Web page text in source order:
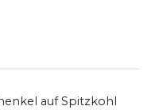
auf Spitzkohl